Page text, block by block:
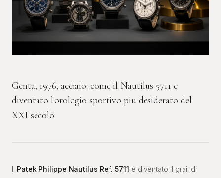
Genta, 1976, acciaio: come il Nautilus 5711 e
diventato l'orologio sportivo piu desiderato del
XXI secolo.
Il Patek Philippe Nautilus Ref. 5711 è diventato il grail di